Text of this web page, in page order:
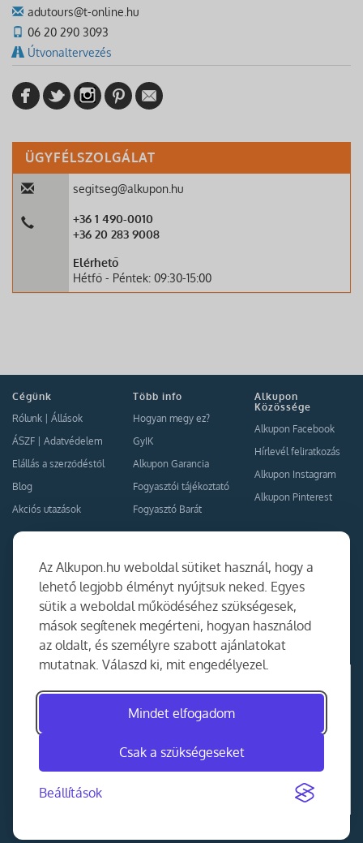
Az Alkupon.hu weboldal sütiket használ, hogy a
lehető legjobb élményt nyújtsuk neked. Egyes
sütik a weboldal működéséhez szükségesek,
mások segítenek megérteni, hogyan használod
az oldalt, és személyre szabott ajánlatokat
mutatnak. Válaszd ki, mit engedélyezel.
Mindet elfogadom
Csak a szükségeseket
Beállítások
adutours@t-online.hu
06 20 290 3093
Útvonaltervezés
ÜGYFÉLSZOLGÁLAT
segitseg@alkupon.hu
+36 1 490-0010
+36 20 283 9008
Elérhető
Hétfő - Péntek: 09:30-15:00
Cégünk
Rólunk
Állások
ÁSZF
Adatvédelem
Elállás a szerződéstől
Blog
Akciós utazások
Több info
Hogyan megy ez?
GyIK
Alkupon Garancia
Fogyasztói tájékoztató
Fogyasztó Barát
Alkupon
Közössége
Alkupon Facebook
Hírlevél feliratkozás
Alkupon Instagram
Alkupon Pinterest
Együttműködés
Kapcsolat
Ajánlj nekünk!
Partner Belépés